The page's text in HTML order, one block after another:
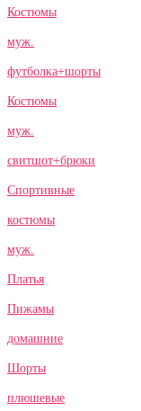
Костюмы
муж.
футболка+шорты
Костюмы
муж.
свитшот+брюки
Спортивные
костюмы
муж.
Платья
Пижамы
домашние
Шорты
плюшевые